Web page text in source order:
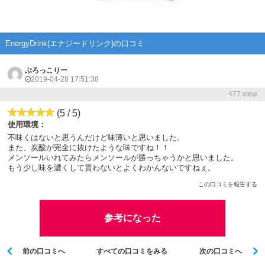
EnergyDrink(エナジードリンク)の口コミ
ぶろっこりー
2019-04-28 17:51:38
477 view
(5 / 5)
使用環境：
不味くはないと思うんだけど味薄いと思いました。
また、炭酸が完全に抜けたような味ですね！！
メンソールいれてみたらメンソールが勝っちゃうかと思いました。
もう少し味を濃くして貰わないとよくわかんないですねぇ。
この口コミを報告する
参考になった
前の口コミへ すべての口コミをみる 次の口コミへ